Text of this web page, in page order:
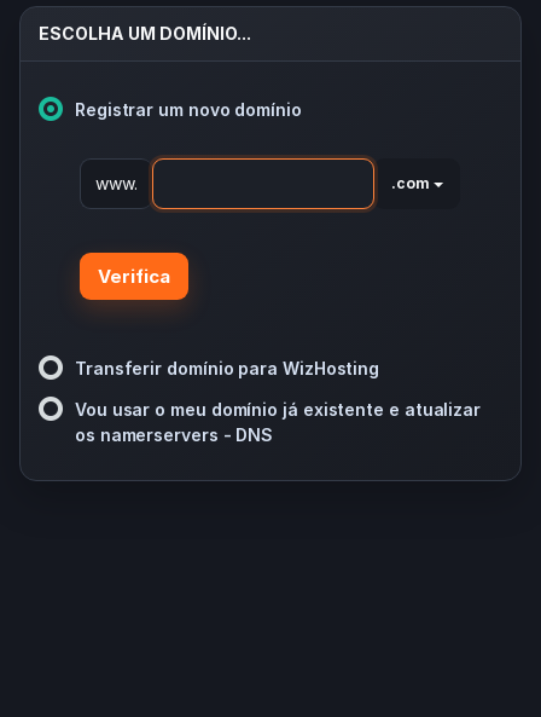
ESCOLHA UM DOMÍNIO...
Registrar um novo domínio
www. .com
Verifica
Transferir domínio para WizHosting
Vou usar o meu domínio já existente e atualizar
os namerservers - DNS